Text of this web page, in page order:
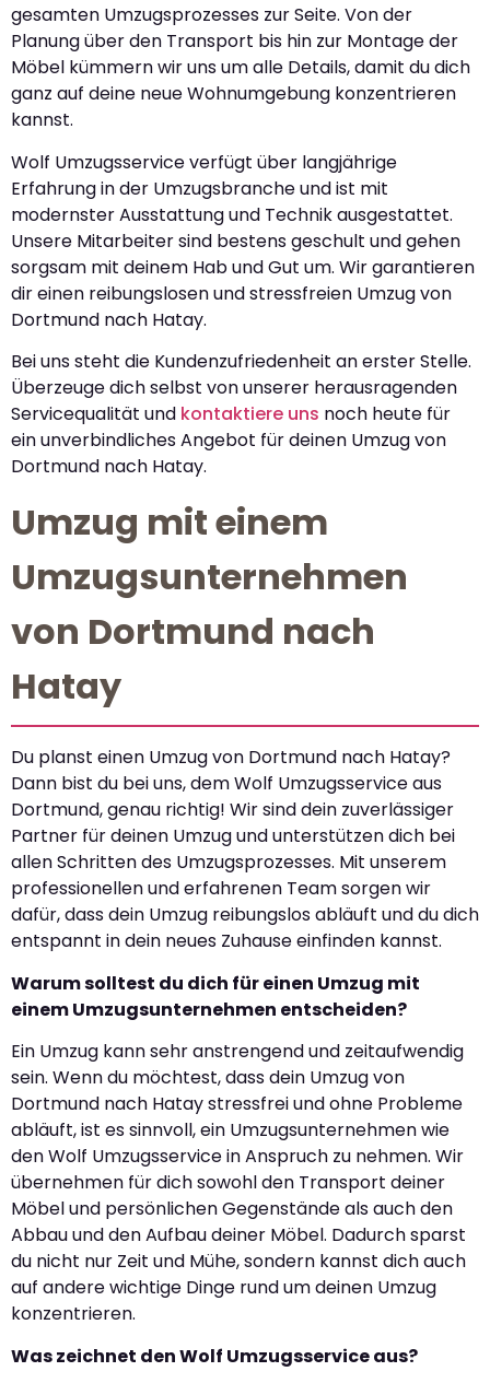
gesamten Umzugsprozesses zur Seite. Von der
Planung über den Transport bis hin zur Montage der
Möbel kümmern wir uns um alle Details, damit du dich
ganz auf deine neue Wohnumgebung konzentrieren
kannst.
Wolf Umzugsservice verfügt über langjährige
Erfahrung in der Umzugsbranche und ist mit
modernster Ausstattung und Technik ausgestattet.
Unsere Mitarbeiter sind bestens geschult und gehen
sorgsam mit deinem Hab und Gut um. Wir garantieren
dir einen reibungslosen und stressfreien Umzug von
Dortmund nach Hatay.
Bei uns steht die Kundenzufriedenheit an erster Stelle.
Überzeuge dich selbst von unserer herausragenden
Servicequalität und kontaktiere uns noch heute für
ein unverbindliches Angebot für deinen Umzug von
Dortmund nach Hatay.
Umzug mit einem
Umzugsunternehmen
von Dortmund nach
Hatay
Du planst einen Umzug von Dortmund nach Hatay?
Dann bist du bei uns, dem Wolf Umzugsservice aus
Dortmund, genau richtig! Wir sind dein zuverlässiger
Partner für deinen Umzug und unterstützen dich bei
allen Schritten des Umzugsprozesses. Mit unserem
professionellen und erfahrenen Team sorgen wir
dafür, dass dein Umzug reibungslos abläuft und du dich
entspannt in dein neues Zuhause einfinden kannst.
Warum solltest du dich für einen Umzug mit
einem Umzugsunternehmen entscheiden?
Ein Umzug kann sehr anstrengend und zeitaufwendig
sein. Wenn du möchtest, dass dein Umzug von
Dortmund nach Hatay stressfrei und ohne Probleme
abläuft, ist es sinnvoll, ein Umzugsunternehmen wie
den Wolf Umzugsservice in Anspruch zu nehmen. Wir
übernehmen für dich sowohl den Transport deiner
Möbel und persönlichen Gegenstände als auch den
Abbau und den Aufbau deiner Möbel. Dadurch sparst
du nicht nur Zeit und Mühe, sondern kannst dich auch
auf andere wichtige Dinge rund um deinen Umzug
konzentrieren.
Was zeichnet den Wolf Umzugsservice aus?